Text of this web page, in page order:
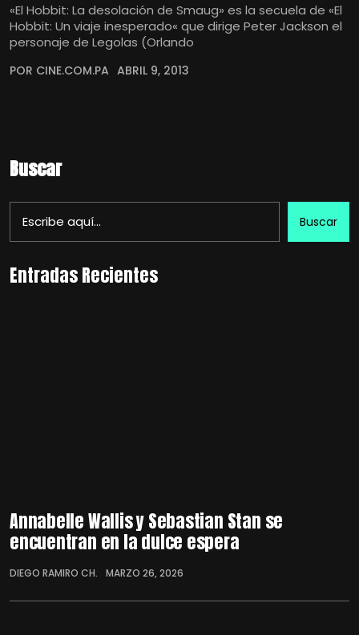
«El Hobbit: La desolación de Smaug» es la secuela de «El
Hobbit: Un viaje inesperado« que dirige Peter Jackson el
personaje de Legolas (Orlando
POR CINE.COM.PA ABRIL 9, 2013
Buscar
Buscar
Entradas Recientes
Annabelle Wallis y Sebastian Stan se
encuentran en la dulce espera
DIEGO RAMIRO CH. MARZO 26, 2026